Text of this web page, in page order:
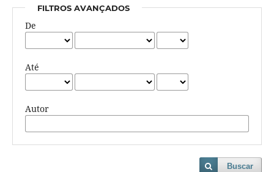
FILTROS AVANÇADOS
De
Até
Autor
Buscar